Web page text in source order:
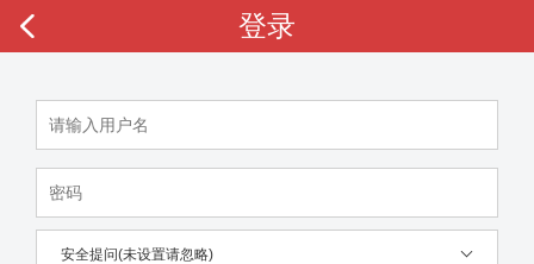
登录
安全提问(未设置请忽略)